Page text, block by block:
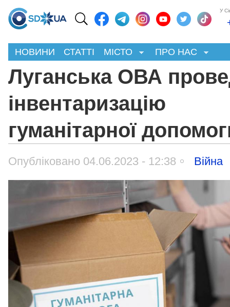
У
НОВИНИ СТАТТІ МІСТО ПРО НАС
Луганська ОВА
інвентаризацію
гуманітарної
Опубліковано 04.06.2023 - 12:38 Війна